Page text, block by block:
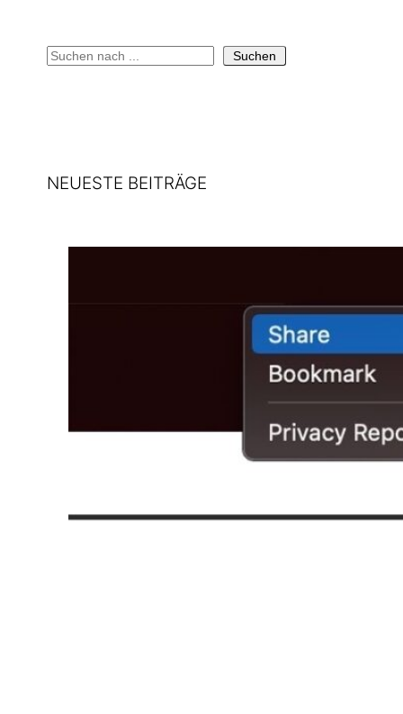
S
u
Suchen
NEUESTE BEITRÄGE